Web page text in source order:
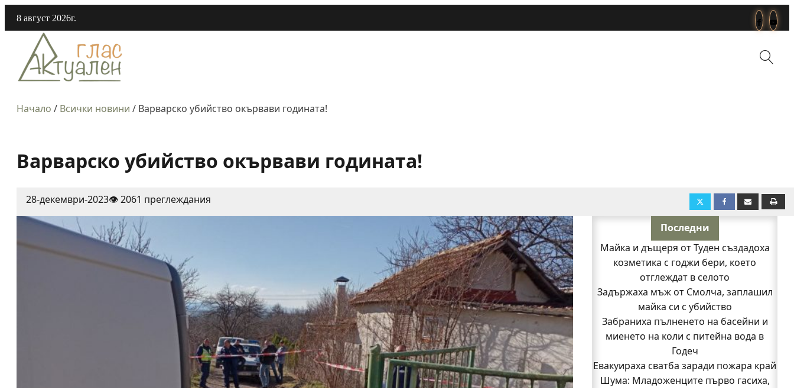
8 август 2026г.
Начало / Всички новини / Варварско убийство окървави годината!
Варварско убийство окървави годината!
28-декември-2023👁️ 2061 преглеждания
Последни
Майка и дъщеря от Туден създадоха
козметика с годжи бери, което
отглеждат в селото
Задържаха мъж от Смолча, заплашил
майка си с убийство
Забраниха пълненето на басейни и
миенето на коли с питейна вода в
Годеч
Евакуираха сватба заради пожара край
Шума: Младоженците първо гасиха,